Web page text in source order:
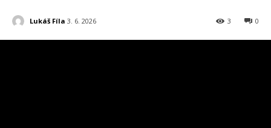
Lukáš Fíla 3. 6. 2026 0
3